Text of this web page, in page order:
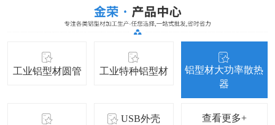
工业铝型材圆管 工业特种铝型材
铝型材大功率散热
器
USB外壳 查看更多+